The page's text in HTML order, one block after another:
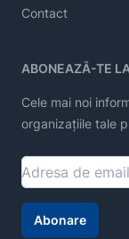
Contact
ABONEAZĂ-TE
Cele mai noi
organizațiile tale
Abonare